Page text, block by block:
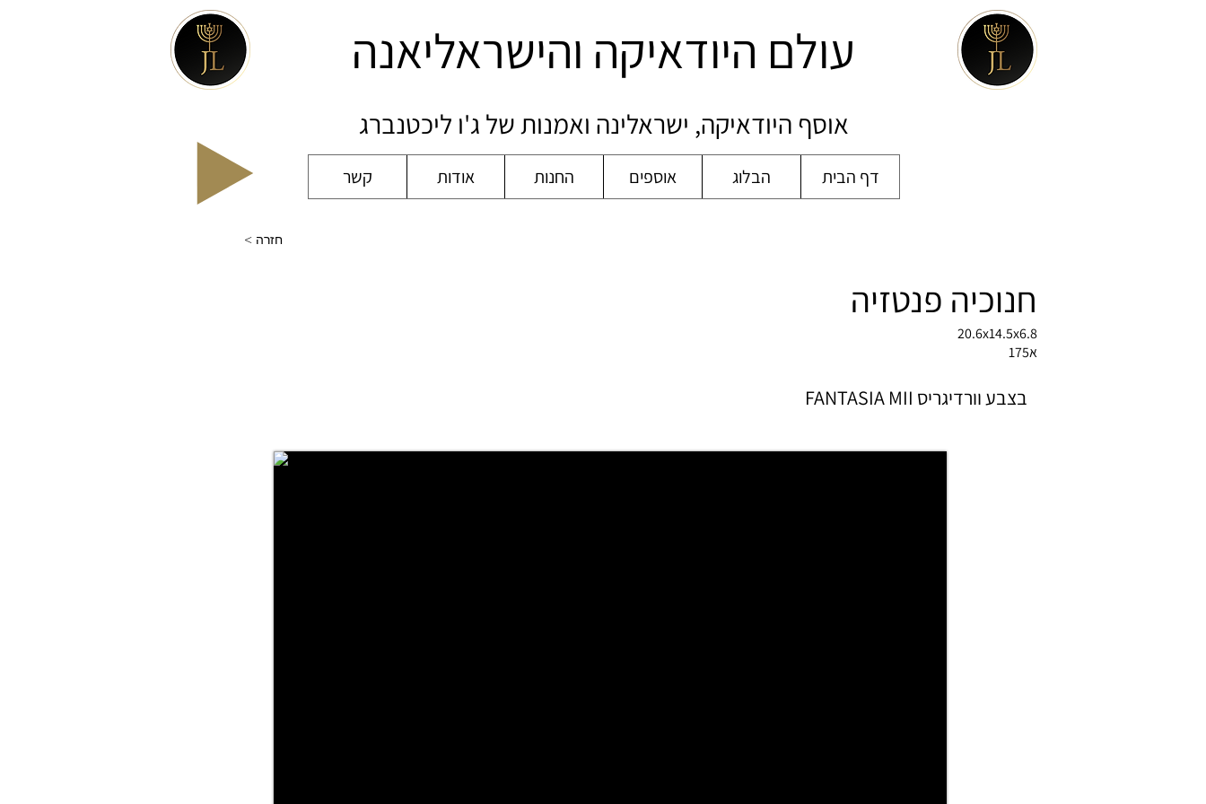
עולם היודאיקה והישראליאנה
אוסף היודאיקה, ישראלינה ואמנות של ג'ו ליכטנברג
דף הבית הבלוג אוספים החנות אודות קשר
< חזרה
חנוכיה פנטזיה
20.6x14.5x6.8
א175
בצבע וורדיגריס FANTASIA MII